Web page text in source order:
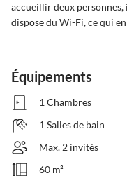
accueillir deux personnes,
dispose du Wi-Fi, ce qui
Équipements
1 Chambres
1 Salles de bain
Max. 2 invités
60 m²